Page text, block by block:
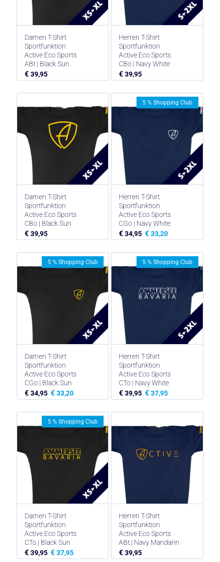
Damen T-Shirt
Sportfunktion
Active Eco Sports
ABt | Black Sun
€ 39,95
Herren T-Shirt
Sportfunktion
Active Eco Sports
CBo | Navy White
€ 39,95
Damen T-Shirt
Sportfunktion
Active Eco Sports
CBo | Black Sun
€ 39,95
Herren T-Shirt
Sportfunktion
Active Eco Sports
CGo | Navy White
€ 34,95 € 33,20
5 % Shopping Club
Damen T-Shirt
Sportfunktion
Active Eco Sports
CGo | Black Sun
€ 34,95 € 33,20
5 % Shopping Club
Herren T-Shirt
Sportfunktion
Active Eco Sports
CTo | Navy White
€ 39,95 € 37,95
5 % Shopping Club
Damen T-Shirt
Sportfunktion
Active Eco Sports
CTo | Black Sun
€ 39,95 € 37,95
5 % Shopping Club
Herren T-Shirt
Sportfunktion
Active Eco Sports
ABt | Navy Mandarin
€ 39,95